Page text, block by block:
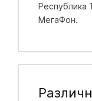
Республика
МегаФон.